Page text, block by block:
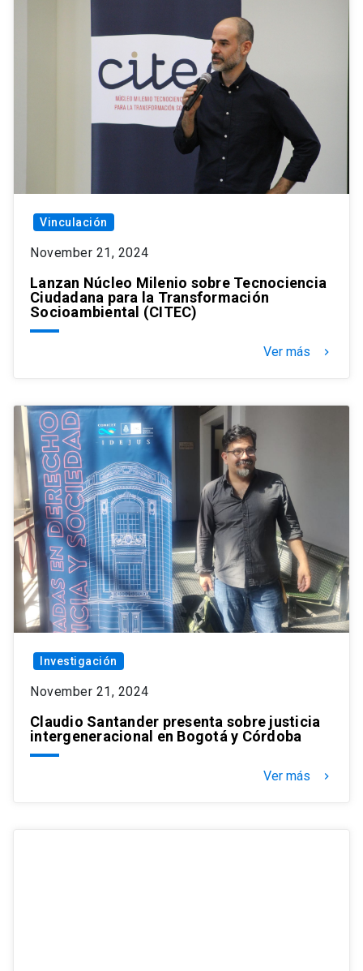
Vinculación
November 21, 2024
Lanzan Núcleo Milenio sobre Tecnociencia
Ciudadana para la Transformación
Socioambiental (CITEC)
Ver más keyboard_arrow_right
Investigación
November 21, 2024
Claudio Santander presenta sobre justicia
intergeneracional en Bogotá y Córdoba
Ver más keyboard_arrow_right